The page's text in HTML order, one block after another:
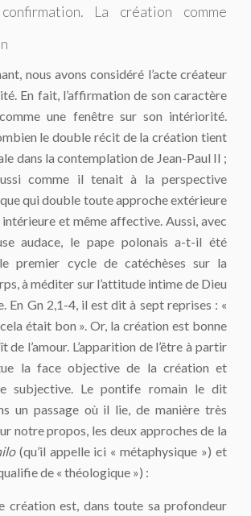
La création comme
nous avons considéré l’acte créateur
En fait, l’affirmation de son caractère
une fenêtre sur son intériorité.
le double récit de la création tient
dans la contemplation de Jean-Paul II ;
comme il tenait à la perspective
qui double toute approche extérieure
intérieure et même affective. Aussi, avec
audace, le pape polonais a-t-il été
premier cycle de catéchèses sur la
à méditer sur l’attitude intime de Dieu
En Gn 2,1-4, il est dit à sept reprises : «
était bon ». Or, la création est bonne
de l’amour. L’apparition de l’être à partir
la face objective de la création et
subjective. Le pontife romain le dit
un passage où il lie, de manière très
notre propos, les deux approches de la
(qu’il appelle ici « métaphysique ») et
de « théologique ») :
création est, dans toute sa profondeur